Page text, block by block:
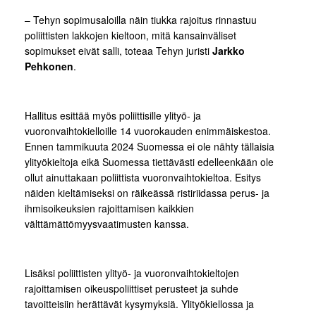
– Tehyn sopimusaloilla näin tiukka rajoitus rinnastuu
poliittisten lakkojen kieltoon, mitä kansainväliset
sopimukset eivät salli, toteaa Tehyn juristi Jarkko
Pehkonen.
Hallitus esittää myös poliittisille ylityö- ja
vuoronvaihtokielloille 14 vuorokauden enimmäiskestoa.
Ennen tammikuuta 2024 Suomessa ei ole nähty tällaisia
ylityökieltoja eikä Suomessa tiettävästi edelleenkään ole
ollut ainuttakaan poliittista vuoronvaihtokieltoa. Esitys
näiden kieltämiseksi on räikeässä ristiriidassa perus- ja
ihmisoikeuksien rajoittamisen kaikkien
välttämättömyysvaatimusten kanssa.
Lisäksi poliittisten ylityö- ja vuoronvaihtokieltojen
rajoittamisen oikeuspoliittiset perusteet ja suhde
tavoitteisiin herättävät kysymyksiä. Ylityökiellossa ja